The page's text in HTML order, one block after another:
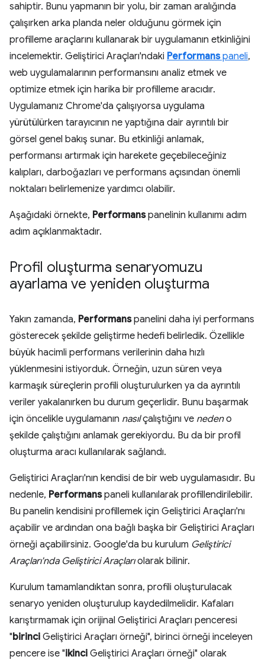
sahiptir. Bunu yapmanın bir yolu, bir zaman aralığında
çalışırken arka planda neler olduğunu görmek için
profilleme araçlarını kullanarak bir uygulamanın etkinliğini
incelemektir. Geliştirici Araçları'ndaki Performanspaneli,
web uygulamalarının performansını analiz etmek ve
optimize etmek için harika bir profilleme aracıdır.
Uygulamanız Chrome'da çalışıyorsa uygulama
yürütülürken tarayıcının ne yaptığına dair ayrıntılı bir
görsel genel bakış sunar. Bu etkinliği anlamak,
performansı artırmak için harekete geçebileceğiniz
kalıpları, darboğazları ve performans açısından önemli
noktaları belirlemenize yardımcı olabilir.
Aşağıdaki örnekte, Performanspanelinin kullanımı adım
adım açıklanmaktadır.
Profil oluşturma senaryomuzu
ayarlama ve yeniden oluşturma
Yakın zamanda, Performanspanelini daha iyi performans
gösterecek şekilde geliştirme hedefi belirledik. Özellikle
büyük hacimli performans verilerinin daha hızlı
yüklenmesini istiyorduk. Örneğin, uzun süren veya
karmaşık süreçlerin profili oluşturulurken ya da ayrıntılı
veriler yakalanırken bu durum geçerlidir. Bunu başarmak
için öncelikle uygulamanın nasılçalıştığını ve nedeno
şekilde çalıştığını anlamak gerekiyordu. Bu da bir profil
oluşturma aracı kullanılarak sağlandı.
Geliştirici Araçları'nın kendisi de bir web uygulamasıdır. Bu
nedenle, Performanspaneli kullanılarak profillendirilebilir.
Bu panelin kendisini profillemek için Geliştirici Araçları'nı
açabilir ve ardından ona bağlı başka bir Geliştirici Araçları
örneği açabilirsiniz. Google'da bu kurulum Geliştirici
Araçları'nda Geliştirici Araçlarıolarak bilinir.
Kurulum tamamlandıktan sonra, profili oluşturulacak
senaryo yeniden oluşturulup kaydedilmelidir. Kafaları
karıştırmamak için orijinal Geliştirici Araçları penceresi
"birinci Geliştirici Araçları örneği", birinci örneği inceleyen
pencere ise "ikinci Geliştirici Araçları örneği" olarak